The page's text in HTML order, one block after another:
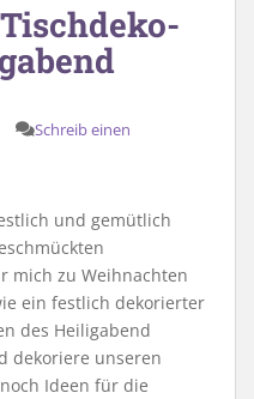
Schreib einen
und gemütlich
mich zu Weihnachten
ein festlich dekorierter
des Heiligabend
dekoriere unseren
Ideen für die